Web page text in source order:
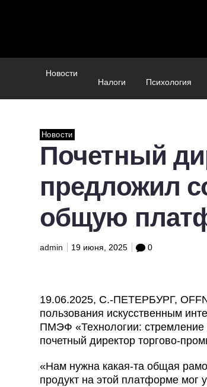
Новости
Налоги
Психология
Новости
Почетный
предложил
общую
admin 19 июня, 2025 0
19.06.2025, С.-ПЕТЕРБУРГ,
пользования искусственным
ПМЭФ «Технологии: стремление
почетный директор торгово-
«Нам нужна какая-та общая
продукт на этой платформе мог